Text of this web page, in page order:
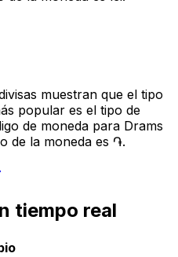
muestran que el tipo
popular es el tipo de
de moneda para Drams
de la moneda es ֏.
tiempo real